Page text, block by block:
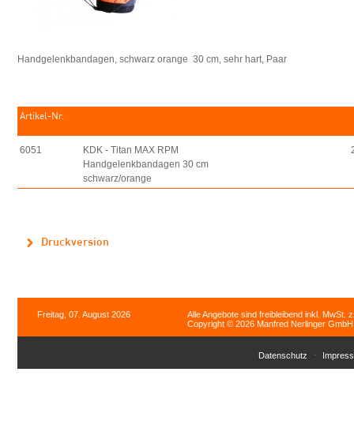
Handgelenkbandagen, schwarz orange 30 cm, sehr hart, Paar
Artikel-Nr.
6051
KDK - Titan MAX RPM
Handgelenkbandagen 30 cm
schwarz/orange
Druckversion
Freitag, 07. August 2026
Alle Angebote sind freibleibend inkl. MwSt.
Copyright © 2026 Manfred Nerlinger
Datenschutz